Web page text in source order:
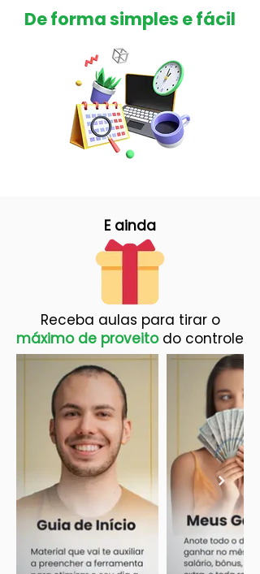
De forma simples e fácil
E ainda
Receba aulas para tirar o
máximo de proveitodo controle